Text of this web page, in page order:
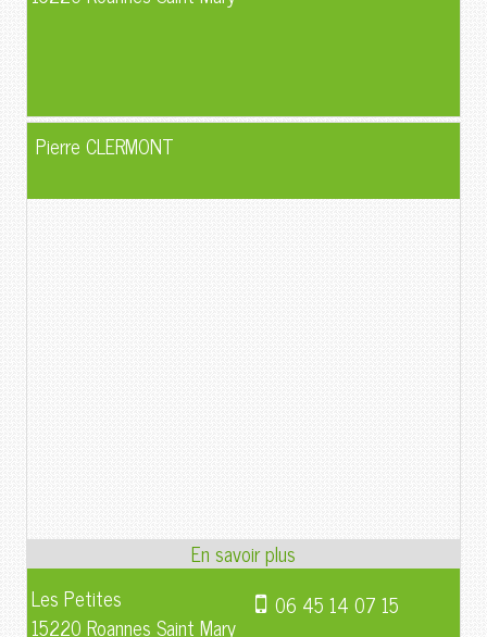
Pierre CLERMONT
Les Petites
15220 Roannes Saint Mary
06 45 14 07 15